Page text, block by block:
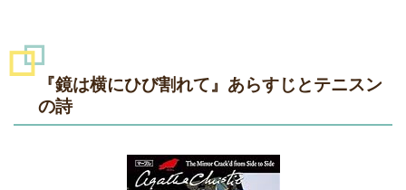
『鏡は横にひび割れて』あらすじとテニスン
の詩